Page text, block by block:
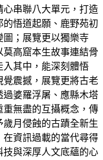
串聯八大單元，打造
悟道起願、鹿野苑初
圖；展覽更以獨樂寺
莫高窟本生故事連結骨
入其中，能深刻體悟
覺震撼，展覽更將古老
婆羅浮屠、應縣木塔
無盡的互攝概念，傳
月侵蝕的古蹟全新生
資訊過載的當代尋得
與深厚人文底蘊的心